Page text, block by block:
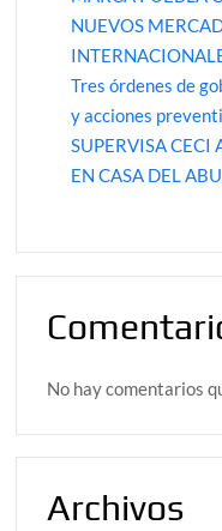
NUEVOS
Tres órdenes de
y acciones
SUPERVISA CECI
EN CASA DEL
No hay comentarios
Archivos